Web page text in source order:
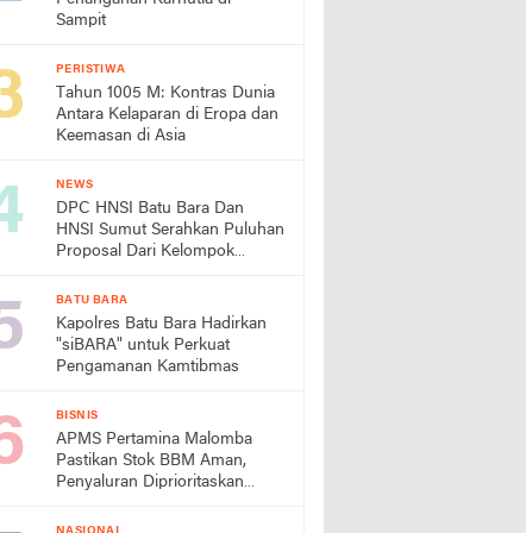
Sampit
PERISTIWA
Tahun 1005 M: Kontras Dunia
Antara Kelaparan di Eropa dan
Keemasan di Asia
NEWS
DPC HNSI Batu Bara Dan
HNSI Sumut Serahkan Puluhan
Proposal Dari Kelompok
BATU BARA
Kapolres Batu Bara Hadirkan
"siBARA" untuk Perkuat
Pengamanan Kamtibmas
BISNIS
APMS Pertamina Malomba
Pastikan Stok BBM Aman,
Penyaluran Diprioritaskan